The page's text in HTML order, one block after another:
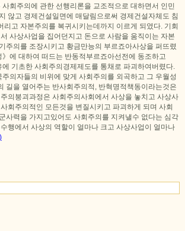
회주의에 관한 선행리론을 교조적으로 대하면서 인민
않고 경제건설일면에 매달림으로써 경제건설자체도 침
고 자본주의를 복귀시키는데까지 이르게 되였다. 기회
사상사업을 집어던지고 돈으로 사람을 움직이는 자본
주의를 조장시키고 황금만능의 부르죠아사상을 퍼뜨렸
에 대하여 떠드는 반동적부르죠아선전에 동조하고
기초한 사회주의경제제도를 통채로 파괴하여버렸다.
의자들의 비위에 맞게 사회주의를 외곡하고 그 우월성
길을 열어주는 반사회주의적, 반혁명적책동이라는것은
의붕괴과정은 사회주의사회에서 사상을 놓치고 사상사
회주의적인 모든것을 변질시키고 파괴하게 되며 사회
사력을 가지고있어도 사회주의를 지켜낼수 없다는 심각
행에서 사상의 역할이 얼마나 크고 사상사업이 얼마나